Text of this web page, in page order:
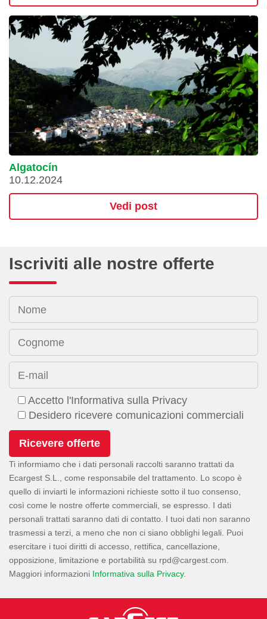
Algatocín
10.12.2024
Vedi post
Iscriviti alle nostre offerte
Nome
Cognome
E-mail
Accetto l'Informativa sulla Privacy
Desidero ricevere comunicazioni commerciali
Ti informiamo che i dati personali raccolti saranno trattati da
Ecargest S.L., come responsabile del trattamento. Lo scopo è
quello di inviarti le informazioni richieste sotto il tuo consenso,
così come le nostre offerte commerciali, se espresso. I dati
personali trattati saranno dati di contatto. I tuoi dati non saranno
trasmessi a terzi, a meno che non ci siano obblighi legali. Puoi
esercitare i tuoi diritti di accesso, rettifica, cancellazione,
opposizione, limitazione e portabilità su
Maggiori informazioni Informativa sulla Privacy.